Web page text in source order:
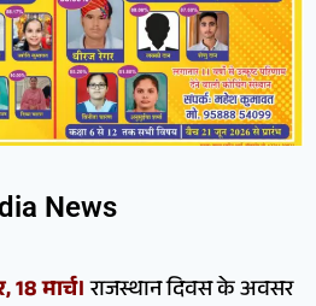
News
मार्च। राजस्थान दिवस के अवसर